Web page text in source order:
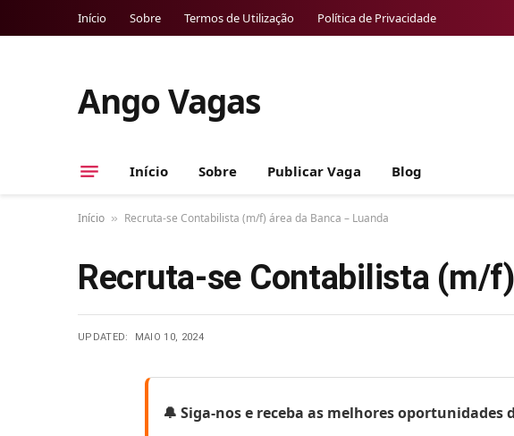
Início Sobre Termos de Utilização Política de Privacidade
Ango Vagas
Início Sobre Publicar Vaga Blog
Início » Recruta-se Contabilista (m/f) área da Banca – Luanda
Recruta-se Contabilista (m/
UPDATED: MAIO 10, 2024
🔔 Siga-nos e receba as melhores oportunidades